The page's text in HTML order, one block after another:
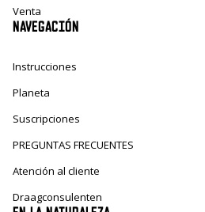
Venta
NAVEGACIÓN
Instrucciones
Planeta
Suscripciones
PREGUNTAS FRECUENTES
Atención al cliente
Draagconsulenten